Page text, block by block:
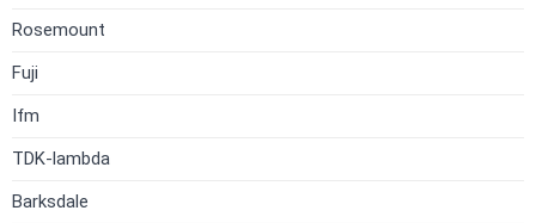
Rosemount
Fuji
Ifm
TDK-lambda
Barksdale